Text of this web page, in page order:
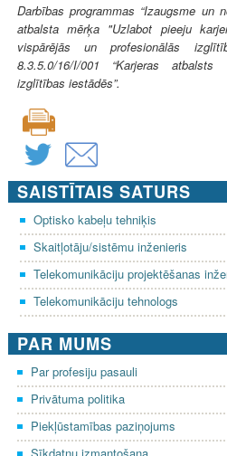
Darbības programmas “Izaugsme un
atbalsta mērķa "Uzlabot pieeju
vispārējās un profesionālās
8.3.5.0/16/I/001 “Karjeras
izglītības iestādēs”.
SAISTĪTAIS SATURS
Optisko kabeļu tehniķis
Skaitļotāju/sistēmu inženieris
Telekomunikāciju projektēšanas
Telekomunikāciju tehnologs
PAR MUMS
Par profesiju pasauli
Privātuma politika
Piekļūstamības paziņojums